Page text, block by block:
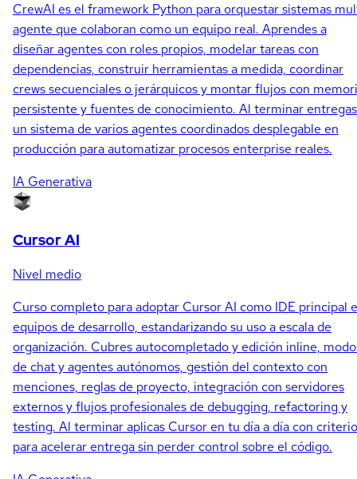
CrewAI es el framework Python para orquestar sistemas
agente que colaboran como un equipo real. Aprendes a
diseñar agentes con roles propios, modelar tareas con
dependencias, construir herramientas a medida, coordinar
crews secuenciales o jerárquicos y montar flujos con
persistente y fuentes de conocimiento. Al terminar entregas
un sistema de varios agentes coordinados desplegable en
producción para automatizar procesos enterprise reales.
IA Generativa
Cursor AI
Nivel medio
Curso completo para adoptar Cursor AI como IDE principal
equipos de desarrollo, estandarizando su uso a escala de
organización. Cubres autocompletado y edición inline,
de chat y agentes autónomos, gestión del contexto con
menciones, reglas de proyecto, integración con servidores
externos y flujos profesionales de debugging, refactoring y
testing. Al terminar aplicas Cursor en tu día a día con criterio
para acelerar entrega sin perder control sobre el código.